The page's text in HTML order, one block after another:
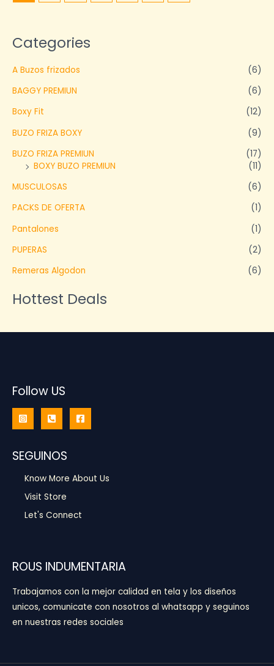
Categories
A Buzos frizados
(6)
BAGGY PREMIUN
(6)
Boxy Fit
(12)
BUZO FRIZA BOXY
(9)
BUZO FRIZA PREMIUN
(17)
BOXY BUZO PREMIUN
(11)
MUSCULOSAS
(6)
PACKS DE OFERTA
(1)
Pantalones
(1)
PUPERAS
(2)
Remeras Algodon
(6)
Hottest Deals
Follow US
SEGUINOS
Know More About Us
Visit Store
Let's Connect
ROUS INDUMENTARIA
Trabajamos con la mejor calidad en tela y los diseños
unicos, comunicate con nosotros al whatsapp y seguinos
en nuestras redes sociales